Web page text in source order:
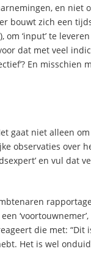
en niet
bouwt zich een
om ‘input’ te
dat met veel
En
niet alleen om
observaties over
en vul dat
die met:
Het is wel